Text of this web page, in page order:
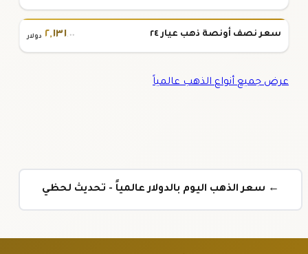
سعر نصف أونصة ذهب عيار ٢٤ ٢,١٣١.٠٠ دولار
عرض جميع أنواع الذهب عالمياً
← سعر الذهب اليوم بالدولار عالمياً - تحديث لحظي